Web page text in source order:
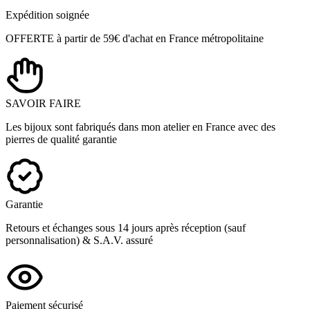
Expédition soignée
OFFERTE à partir de 59€ d'achat en France métropolitaine
SAVOIR FAIRE
Les bijoux sont fabriqués dans mon atelier en France avec des
pierres de qualité garantie
Garantie
Retours et échanges sous 14 jours après réception (sauf
personnalisation) & S.A.V. assuré
Paiement sécurisé